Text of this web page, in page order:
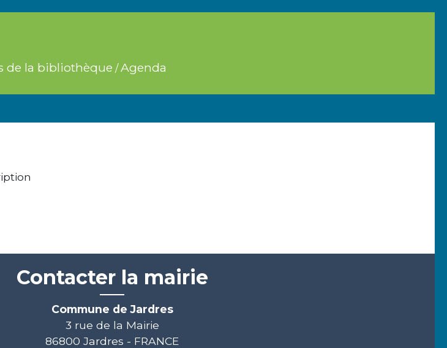
de la bibliothèque /Agenda
Contacter la mairie
Commune de Jardres
3 rue de la Mairie
86800 Jardres - FRANCE